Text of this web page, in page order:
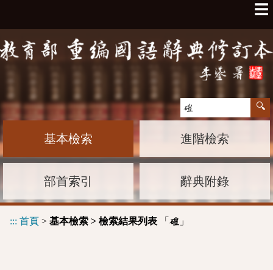
☰
基本檢索 進階檢索
部首索引 辭典附錄
::: 首頁 > 基本檢索 > 檢索結果列表 「 磑 」